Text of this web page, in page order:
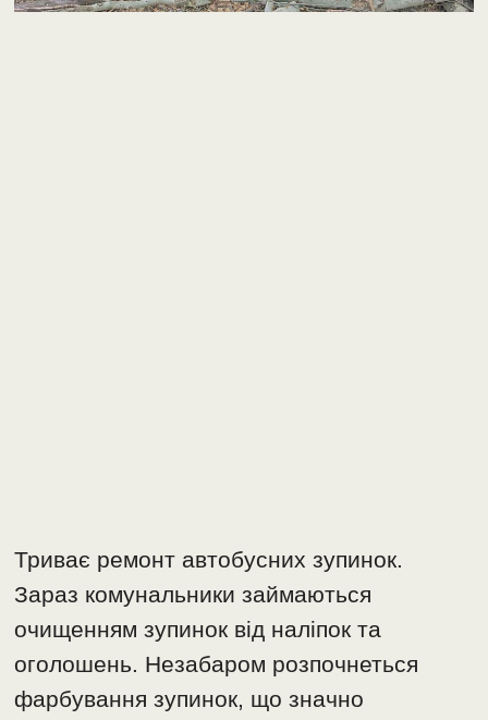
Триває ремонт автобусних зупинок.
Зараз комунальники займаються
очищенням зупинок від наліпок та
оголошень. Незабаром розпочнеться
фарбування зупинок, що значно